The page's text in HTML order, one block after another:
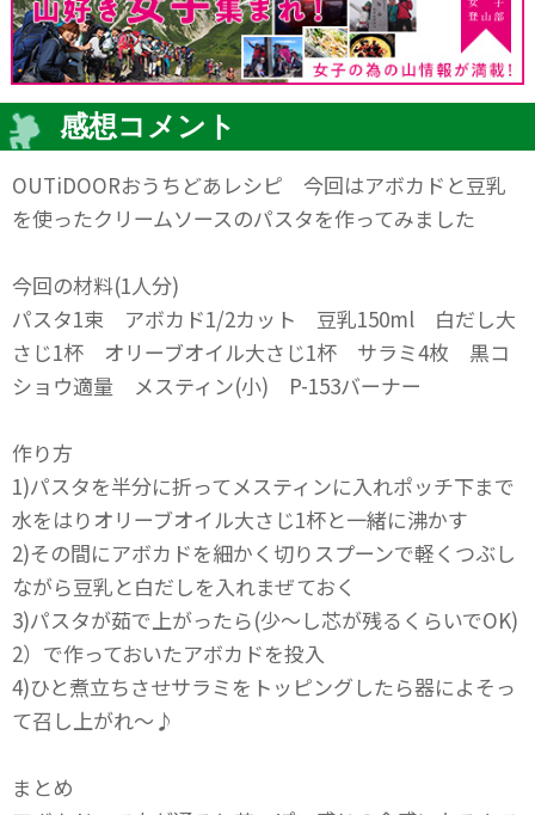
感想コメント
OUTiDOORおうちどあレシピ 今回はアボカドと豆乳
を使ったクリームソースのパスタを作ってみました
今回の材料(1人分)
パスタ1束 アボカド1/2カット 豆乳150ml 白だし大
さじ1杯 オリーブオイル大さじ1杯 サラミ4枚 黒コ
ショウ適量 メスティン(小) P-153バーナー
作り方
1)パスタを半分に折ってメスティンに入れポッチ下まで
水をはりオリーブオイル大さじ1杯と一緒に沸かす
2)その間にアボカドを細かく切りスプーンで軽くつぶし
ながら豆乳と白だしを入れまぜておく
3)パスタが茹で上がったら(少～し芯が残るくらいでOK)
2）で作っておいたアボカドを投入
4)ひと煮立ちさせサラミをトッピングしたら器によそっ
て召し上がれ～♪
まとめ